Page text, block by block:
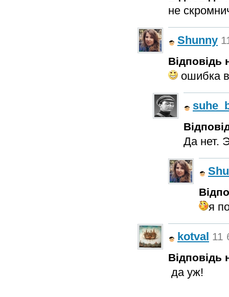
не
Shunny
Відповідь
ошибка
Да нет.
я
kotval 11
Відповідь
да уж!